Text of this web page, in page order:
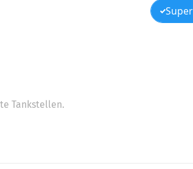
Tankstellen.